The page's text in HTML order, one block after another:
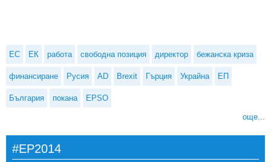
ЕС ЕК работа свободна позиция директор бежанска криза
финансиране Русия AD Brexit Гърция Украйна ЕП
България покана EPSO
още...
#EP2014